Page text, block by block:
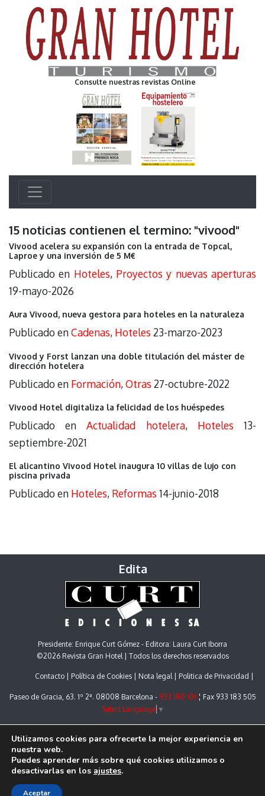
Consulte nuestras revistas Online
15 noticias contienen el termino: "vivood"
Vivood acelera su expansión con la entrada de Topcal,
Laproe y una inversión de 5 M€
Publicado en Hoteles, Proyectos y nuevas aperturas
19-mayo-2026
Aura Vivood, nueva gestora para hoteles en la naturaleza
Publicado enCadenas, Hoteles 23-marzo-2023
Vivood y Forst lanzan una doble titulación del máster de
dirección hotelera
Publicado en Formación, Otras 27-octubre-2022
Vivood Hotel digitaliza la felicidad de los huéspedes
Publicado enActualidad hotelera, Hoteles 13-
septiembre-2021
El alicantino Vivood Hotel inaugura 10 villas de lujo con
piscina privada
Publicado en Hoteles, Reformas 14-junio-2018
Edita
Presidente: Enrique Curt Gómez - Editora: Laura Curt Iborra
©2026 Revista Gran Hotel | Todos los derechos reservados
Contacto Política de Cookies Nota legal Politica de Privacidad
Paseo de Gracia, 63. 1º 2ª. 08008 Barcelona - 933 180 101 ¦ Fax 933 183 505
Select Language ▼
Utilizamos cookies para ofrecerte la mejor experiencia en
nuestra web.
Puedes aprender más sobre qué cookies utilizamos o
desactivarlas en los ajustes.
Aceptar